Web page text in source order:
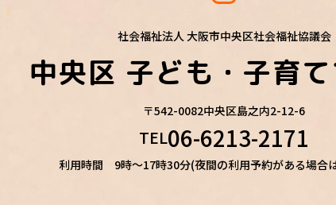
社会福祉法人 大阪市中央区社会福祉協議会
中央区 子ども・子育
〒542-0082中央区島之内2-12-6
TEL06-6213-2171
利用時間 9時～17時30分(夜間の利用予約がある場合